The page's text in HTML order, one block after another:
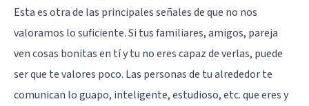
Esta es otra de las principales señales de que no nos
valoramos lo suficiente. Si tus familiares, amigos, pareja
ven cosas bonitas en tí y tu no eres capaz de verlas, puede
ser que te valores poco. Las personas de tu alrededor te
comunican lo guapo, inteligente, estudioso, etc. que eres y